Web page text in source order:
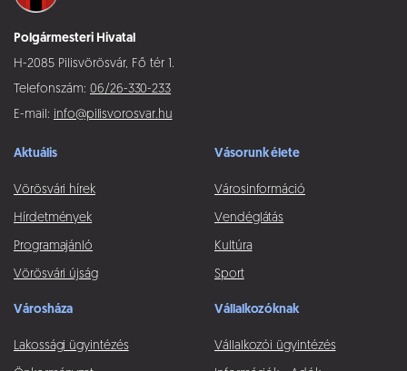
Polgármesteri Hivatal
H-2085 Pilisvörösvár, Fő tér 1.
Telefonszám: 06/26-330-233
E-mail: info@pilisvorosvar.hu
Aktuális
Vörösvári hírek
Hírdetmények
Programajánló
Vörösvári újság
Vásorunk élete
Városinformáció
Vendéglátás
Kultúra
Sport
Városháza
Lakossági ügyintézés
Vállalkozóknak
Vállalkozói ügyintézés